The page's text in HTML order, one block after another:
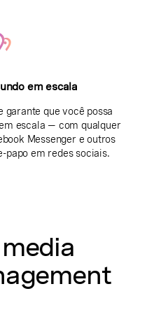
em escala
garante que você possa
escala — com qualquer
Messenger e outros
papo em redes sociais.